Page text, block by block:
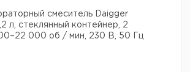
смеситель Daigger
л, стеклянный контейнер, 2
000 об / мин, 230 В, 50 Гц